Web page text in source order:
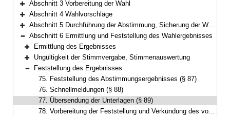
Bereich erweitern
Abschnitt 3 Vorbereitung der Wahl
Bereich erweitern
Abschnitt 4 Wahlvorschläge
Bereich erweitern
Abschnitt 5 Durchführung der Abstimmung, Sicherung der Wahlfreiheit, Briefwahl
Bereich reduzieren
Abschnitt 6 Ermittlung und Feststellung des Wahlergebnisses
Bereich erweitern
Ermittlung des Ergebnisses
Bereich erweitern
Ungültigkeit der Stimmvergabe, Stimmenauswertung
Bereich reduzieren
Feststellung des Ergebnisses
75. Feststellung des Abstimmungsergebnisses (§ 87)
76. Schnellmeldungen (§ 88)
77. Übersendung der Unterlagen (§ 89)
78. Vorbereitung der Feststellung und Verkündung des vorläufigen Wahlergebnisses (Art. 19 Abs. 3, § 90)